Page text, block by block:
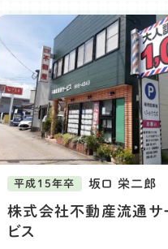
平成15年卒 坂口 栄二郎
株式会社不動産流通サ
ビス